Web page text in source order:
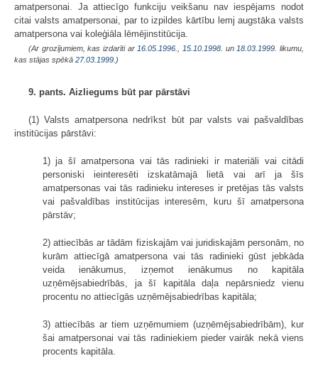
amatpersonai. Ja attiecīgo funkciju veikšanu nav iespējams nodot
citai valsts amatpersonai, par to izpildes kārtību lemj augstāka valsts
amatpersona vai koleģiāla lēmējinstitūcija.
(Ar grozījumiem, kas izdarīti ar16.05.1996.,15.10.1998. un18.03.1999. likumu,
kas stājas spēkā 27.03.1999.)
9. pants. Aizliegums būt par pārstāvi
(1) Valsts amatpersona nedrīkst būt par valsts vai pašvaldības
institūcijas pārstāvi:
1) ja šī amatpersona vai tās radinieki ir materiāli vai citādi
personiski ieinteresēti izskatāmajā lietā vai arī ja šīs
amatpersonas vai tās radinieku intereses ir pretējas tās valsts
vai pašvaldības institūcijas interesēm, kuru šī amatpersona
pārstāv;
2) attiecībās ar tādām fiziskajām vai juridiskajām personām, no
kurām attiecīgā amatpersona vai tās radinieki gūst jebkāda
veida ienākumus, izņemot ienākumus no kapitāla
uzņēmējsabiedrībās, ja šī kapitāla daļa nepārsniedz vienu
procentu no attiecīgās uzņēmējsabiedrības kapitāla;
3) attiecībās ar tiem uzņēmumiem (uzņēmējsabiedrībām), kur
šai amatpersonai vai tās radiniekiem pieder vairāk nekā viens
procents kapitāla.